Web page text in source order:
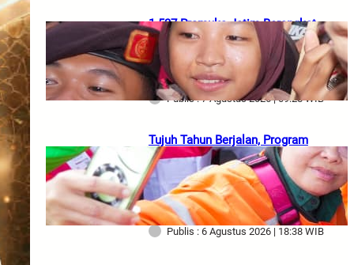
1.537 Pramuka Jatim Berangkat
ke Jamnas XII, Gubernur Khofifah
Titipkan Semangat Persaudaraan
dan Gotong Royong
Publis : 7 Agustus 2026 | 09:28 WIB
Tujuh Tahun Berjalan, Program
Pembebasan PKB untuk Ojol
Terus Dirasakan Manfaatnya,
Gubernur Khofifah Dorong
Partisipasi Masyarakat
Publis : 6 Agustus 2026 | 18:38 WIB